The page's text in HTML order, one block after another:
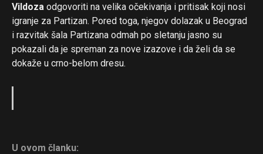
Vildoza odgovoriti na velika očekivanja i pritisak koji nosi
igranje za Partizan. Pored toga, njegov dolazak u Beograd
i razvitak šala Partizana odmah po sletanju jasno su
pokazali da je spreman za nove izazove i da želi da se
dokaže u crno-belom dresu.
U ovom članku: